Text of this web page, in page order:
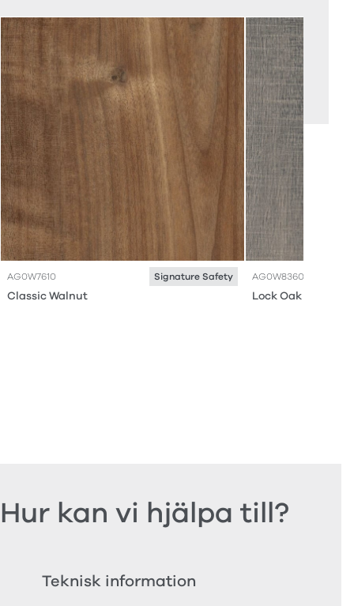
AG0W7610 Signature Safety
Classic Walnut
AG0W8360
Lock Oak
Hur kan vi hjälpa till?
Teknisk information